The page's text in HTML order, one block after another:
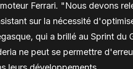
Ferrari. "Nous devons
sur la nécessité
qui a brillé au Sprint du
ne peut se permettre